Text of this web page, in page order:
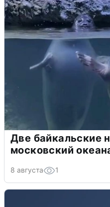
Две байкальские
московский
8 августа 1